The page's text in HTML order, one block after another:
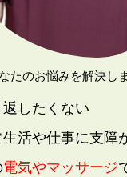
たのお悩みを解決し
したくない
活や仕事に支障
電気やマッサージ